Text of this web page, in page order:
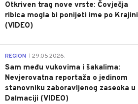
Otkriven trag nove vrste: Čovječja
ribica mogla bi ponijeti ime po Krajini
(VIDEO)
REGION 29.05.2026.
Sam među vukovima i šakalima:
Nevjerovatna reportaža o jedinom
stanovniku zaboravljenog zaseoka u
Dalmaciji (VIDEO)